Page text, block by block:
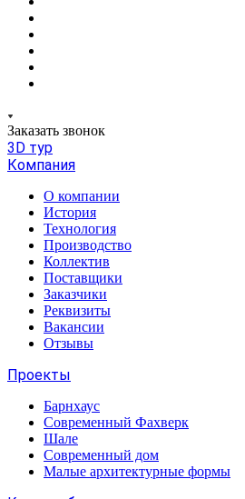
Заказать звонок
3D тур
Компания
О компании
История
Технология
Производство
Коллектив
Поставщики
Заказчики
Реквизиты
Вакансии
Отзывы
Проекты
Барнхаус
Современный Фахверк
Шале
Современный дом
Малые архитектурные формы